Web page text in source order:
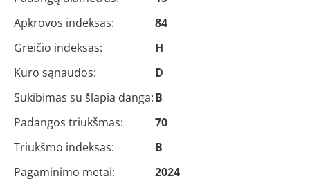
Apkrovos indeksas:
84
Greičio indeksas:
H
Kuro sąnaudos:
D
Sukibimas su šlapia danga:B
Padangos triukšmas:
70
Triukšmo indeksas:
B
Pagaminimo metai:
2024